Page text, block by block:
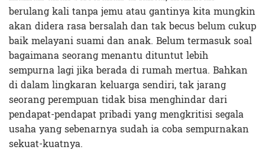
berulang kali tanpa jemu atau gantinya kita mungkin
akan didera rasa bersalah dan tak becus belum cukup
baik melayani suami dan anak. Belum termasuk soal
bagaimana seorang menantu dituntut lebih
sempurna lagi jika berada di rumah mertua. Bahkan
di dalam lingkaran keluarga sendiri, tak jarang
seorang perempuan tidak bisa menghindar dari
pendapat-pendapat pribadi yang mengkritisi segala
usaha yang sebenarnya sudah ia coba sempurnakan
sekuat-kuatnya.